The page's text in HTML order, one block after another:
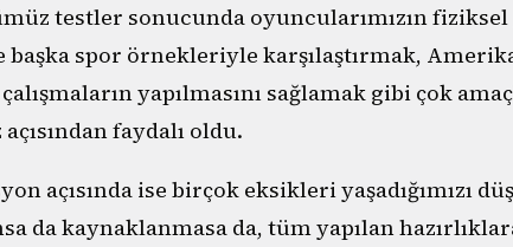
testler sonucunda oyuncularımızın
başka spor örnekleriyle karşılaştırmak,
yapılmasını sağlamak gibi çok
faydalı oldu.
açısında ise birçok eksikleri yaşadığımızı
da kaynaklanmasa da, tüm yapılan